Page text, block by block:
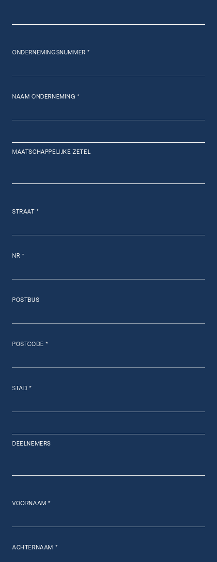
ONDERNEMINGSNUMMER *
NAAM ONDERNEMING *
MAATSCHAPPELIJKE ZETEL
STRAAT *
NR *
POSTBUS
POSTCODE *
STAD *
DEELNEMERS
VOORNAAM *
ACHTERNAAM *